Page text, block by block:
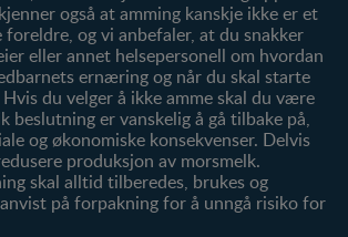
også at amming kanskje ikke er et
og vi anbefaler, at du snakker
eller annet helsepersonell om hvordan
ernæring og når du skal starte
du velger å ikke amme skal du være
beslutning er vanskelig å gå tilbake på,
og økonomiske konsekvenser. Delvis
produksjon av morsmelk.
skal alltid tilberedes, brukes og
på forpakning for å unngå risiko for